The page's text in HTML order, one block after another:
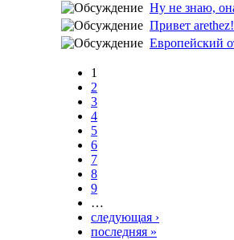
Ну не знаю,
Привет
Европейский
1
2
3
4
5
6
7
8
9
…
следующая ›
последняя »